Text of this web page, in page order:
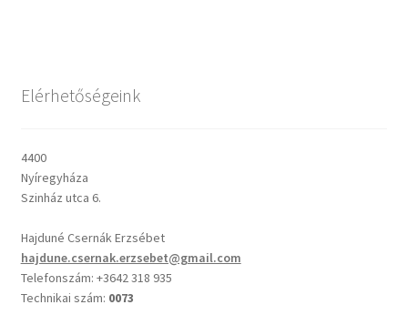
Cseri Kálmán: A kegyelem harmatja
Oswald Chambers: Krisztus mindenek felett
Mindennapi kenyerünk
Alkalmaink
Elérhetőségeink
4400
Nyíregyháza
Szinház utca 6.
Hajduné Csernák Erzsébet
hajdune.csernak.erzsebet@gmail.com
Telefonszám: +3642 318 935
Technikai szám: 0073